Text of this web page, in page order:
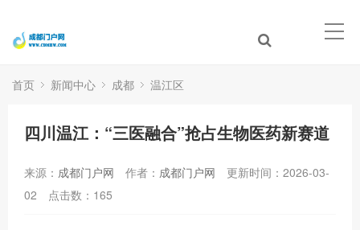
首页 新闻中心 成都 温江区
四川温江：“三医融合”抢占生物医药新赛道
来源： 成都门户网 作者： 成都门户网
更新时间：2026-03-
02
点击数： 165